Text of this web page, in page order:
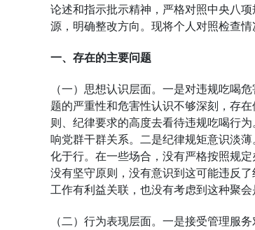
论述和指示批示精神，严格对照中央八
源，明确整改方向。现将个人对照检查情
一、存在的主要问题
（一）思想认识层面。一是对违规吃喝
题的严重性和危害性认识不够深刻，存
则、纪律要求的高度去看待违规吃喝行
响党群干群关系。二是纪律规矩意识淡
化于行。在一些场合，没有严格按照规
没有坚守原则，没有意识到这可能违反
工作有利益关联，也没有考虑到这种聚会
（二）行为表现层面。一是接受管理服